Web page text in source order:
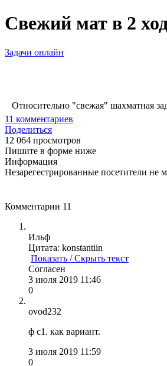
Свежий мат в 2
Задачи онлайн
Относительно "свежая" шахматная
11 комментариев
Поделиться
12 064 просмотров
Пишите в форме ниже
Информация
Незарегестрированные посетители не
Комментарии 11
Ильф
Цитата: konstantiin
Показать / Скрыть текст
Согласен
3 июля 2019 11:46
0
ovod232
ф с1. как вариант.
3 июля 2019 11:59
0